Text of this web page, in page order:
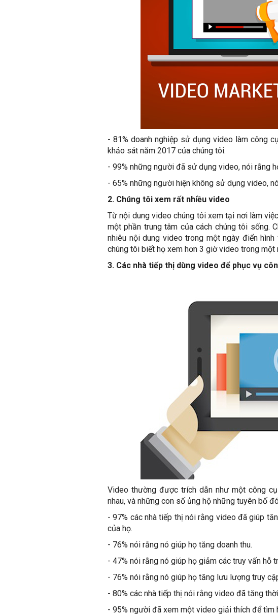
- 81% doanh nghiệp sử dụng video làm công
khảo sát năm 2017 của chúng tôi.
- 99% những người đã sử dụng video, nói rằng
- 65% những người hiện không sử dụng video,
2. Chúng tôi xem rất nhiều video
Từ nội dung video chúng tôi xem tại nơi làm
một phần trung tâm của cách chúng tôi sống.
nhiêu nội dung video trong một ngày điển
chúng tôi biết họ xem hơn 3 giờ video trong một
3. Các nhà tiếp thị dùng video để phục vụ
Video thường được trích dẫn như một công
nhau, và những con số ủng hộ những tuyên bố
- 97% các nhà tiếp thị nói rằng video đã giúp
của họ.
- 76% nói rằng nó giúp họ tăng doanh thu.
- 47% nói rằng nó giúp họ giảm các truy vấn hỗ
- 76% nói rằng nó giúp họ tăng lưu lượng truy
- 80% các nhà tiếp thị nói rằng video đã tăng
- 95% người đã xem một video giải thích để tìm